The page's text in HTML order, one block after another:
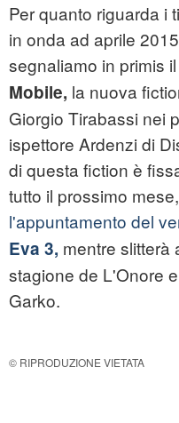
Per quanto riguarda i
in onda ad aprile
segnaliamo in primis
Mobile, la nuova
Giorgio Tirabassi nei
ispettore Ardenzi di
di questa fiction è
tutto il prossimo
l'appuntamento del
Eva 3, mentre slitterà
stagione de L'Onore
Garko.
© RIPRODUZIONE VIETATA